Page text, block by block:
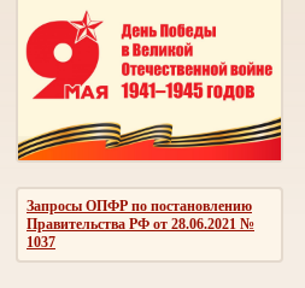
Запросы ОПФР по постановлению
Правительства РФ от 28.06.2021 №
1037